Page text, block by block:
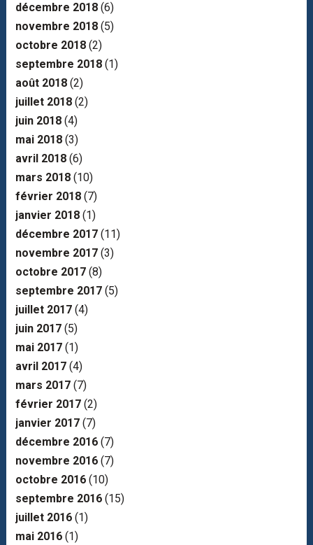
décembre 2018(6)
novembre 2018(5)
octobre 2018(2)
septembre 2018(1)
août 2018(2)
juillet 2018(2)
juin 2018(4)
mai 2018(3)
avril 2018(6)
mars 2018(10)
février 2018(7)
janvier 2018(1)
décembre 2017(11)
novembre 2017(3)
octobre 2017(8)
septembre 2017(5)
juillet 2017(4)
juin 2017(5)
mai 2017(1)
avril 2017(4)
mars 2017(7)
février 2017(2)
janvier 2017(7)
décembre 2016(7)
novembre 2016(7)
octobre 2016(10)
septembre 2016(15)
juillet 2016(1)
mai 2016(1)